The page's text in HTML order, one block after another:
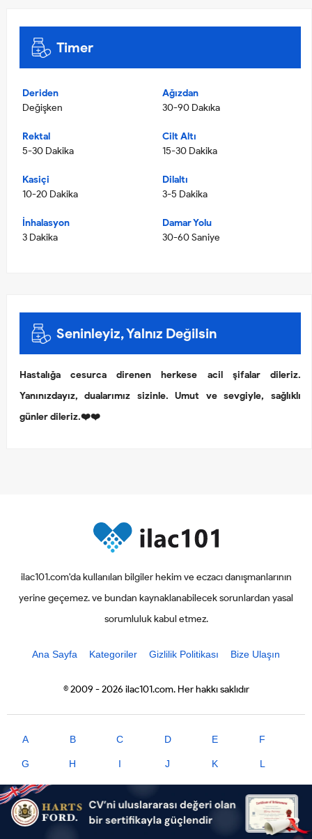
Timer
Deriden
Değişken
Ağızdan
30-90 Dakıka
Rektal
5-30 Dakika
Cilt Altı
15-30 Dakika
Kasiçi
10-20 Dakika
Dilaltı
3-5 Dakika
İnhalasyon
3 Dakika
Damar Yolu
30-60 Saniye
Seninleyiz, Yalnız Değilsin
Hastalığa cesurca direnen herkese acil şifalar dileriz.
Yanınızdayız, dualarımız sizinle. Umut ve sevgiyle, sağlıklı
günler dileriz.❤️❤️
ilac101.com'da kullanılan bilgiler hekim ve eczacı danışmanlarının
yerine geçemez. ve bundan kaynaklanabilecek sorunlardan yasal
sorumluluk kabul etmez.
Ana Sayfa Kategoriler Gizlilik Politikası Bize Ulaşın
© 2009 - 2026 ilac101.com. Her hakkı saklıdır
A B C D E F
G H I J K L
M N O P R S
T U V X Y Z